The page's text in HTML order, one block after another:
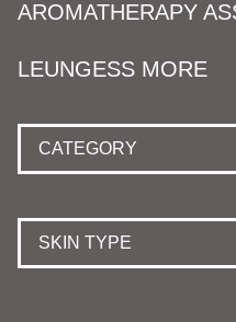
AROMATHERAPY
LEUNGESS MORE
CATEGORY
SKIN TYPE